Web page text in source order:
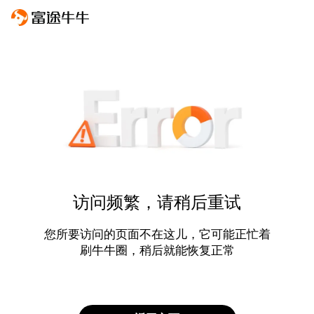
访问频繁，请稍后重试
您所要访问的页面不在这儿，它可能正忙着
刷牛牛圈，稍后就能恢复正常